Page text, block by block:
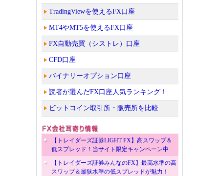
TradingViewを使えるFX口座
MT4やMT5を使えるFX口座
FX自動売買（シストレ）口座
CFD口座
バイナリーオプション口座
読者が選んだFX口座人気ランキング！
ビットコイン取引所・販売所を比較
【トレイダーズ証券LIGHT FX】高スワップ＆
低スプレッド！当サイト限定キャンペーン中
【トレイダーズ証券みんなのFX】最高水準の高
スワップ＆最狭水準の低スプレッドが魅力！